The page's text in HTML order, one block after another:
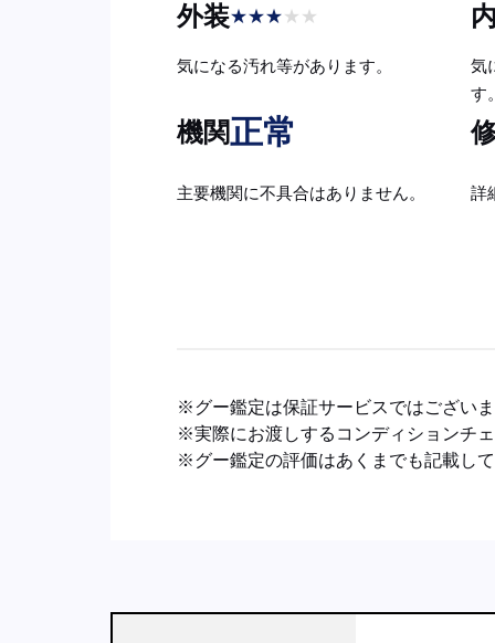
外装★★★★ ★
気になる汚れ等があります。
気
す
機関正常
主要機関に不具合はありません。 詳
※グー鑑定は保証サービスではござい
※実際にお渡しするコンディションチ
※グー鑑定の評価はあくまでも記載し